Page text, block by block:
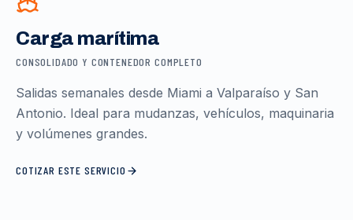
Carga marítima
CONSOLIDADO Y CONTENEDOR COMPLETO
Salidas semanales desde Miami a Valparaíso y San
Antonio. Ideal para mudanzas, vehículos, maquinaria
y volúmenes grandes.
COTIZAR ESTE SERVICIO